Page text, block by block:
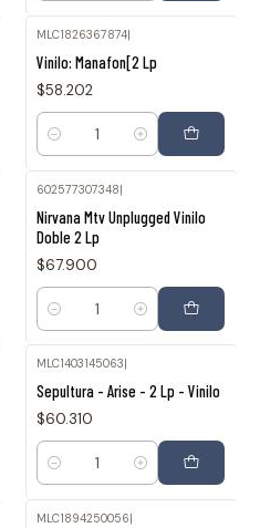
MLC1826367874
Vinilo: Manafon[2 Lp
$58.202
Cantidad
602577307348|
Nirvana Mtv Unplugged Vinilo
Doble 2 Lp
$67.900
Cantidad
MLC1403145063
Sepultura - Arise - 2 Lp - Vinilo
$60.310
Cantidad
MLC1894250056|